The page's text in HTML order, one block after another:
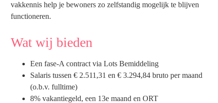
vakkennis help je bewoners zo zelfstandig mogelijk te blijven
functioneren.
Wat wij bieden
Een fase-A contract via Lots Bemiddeling
Salaris tussen € 2.511,31 en € 3.294,84 bruto per maand
(o.b.v. fulltime)
8% vakantiegeld, een 13e maand en ORT